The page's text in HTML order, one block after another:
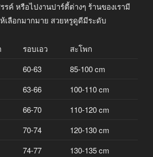
รค์ หรือไปงานปาร์ตี้ต่างๆ ร้านของเรามี
เลือกมากมาย สวยหรูดูดีมีระดับ
รอบเอว
สะโพก
60-63
85-100 cm
63-66
100-110 cm
66-70
110-120 cm
70-74
120-130 cm
74-77 130-135 cm